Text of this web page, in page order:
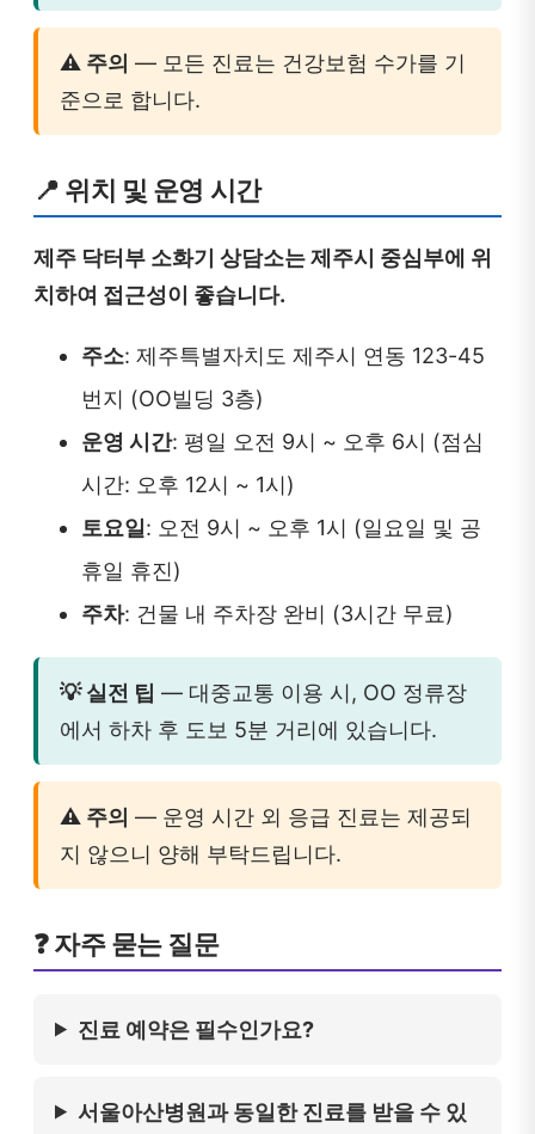
⚠️ 주의 — 모든 진료는 건강보험 수가를 기
준으로 합니다.
📍 위치 및 운영 시간
제주 닥터부 소화기 상담소는 제주시 중심부에 위
치하여 접근성이 좋습니다.
주소: 제주특별자치도 제주시 연동 123-45
번지 (OO빌딩 3층)
운영 시간: 평일 오전 9시 ~ 오후 6시 (점심
시간: 오후 12시 ~ 1시)
토요일: 오전 9시 ~ 오후 1시 (일요일 및 공
휴일 휴진)
주차: 건물 내 주차장 완비 (3시간 무료)
💡 실전 팁 — 대중교통 이용 시, OO 정류장
에서 하차 후 도보 5분 거리에 있습니다.
⚠️ 주의 — 운영 시간 외 응급 진료는 제공되
지 않으니 양해 부탁드립니다.
❓ 자주 묻는 질문
진료 예약은 필수인가요?
서울아산병원과 동일한 진료를 받을 수 있